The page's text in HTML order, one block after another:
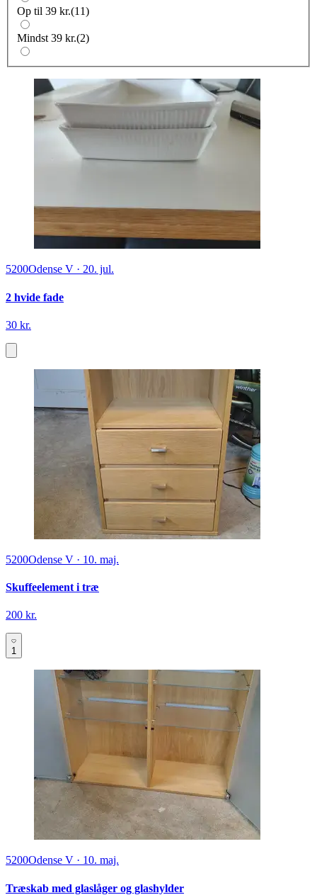
Op til 39 kr.(11)
Mindst 39 kr.(2)
5200Odense V · 20. jul.
2 hvide fade
30 kr.
5200Odense V · 10. maj.
Skuffeelement i træ
200 kr.
1
5200Odense V · 10. maj.
Træskab med glaslåger og glashylder